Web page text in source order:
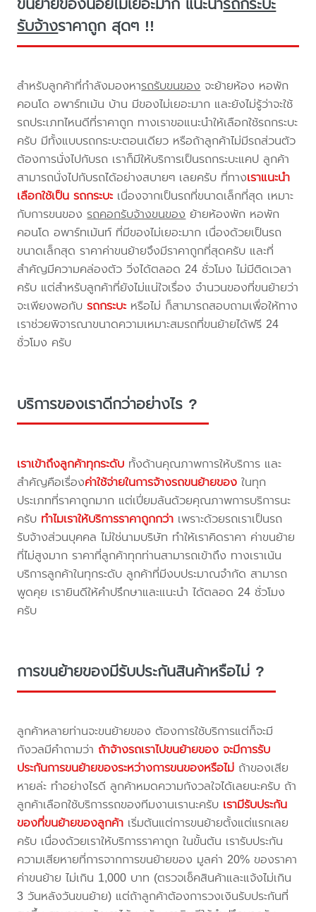
ขนย้ายของน้อยไม่เยอะมาก แนะนำรถกระบะ
รับจ้างราคาถูก สุดๆ !!
สำหรับลูกค้าที่กำลังมองหารถรับขนของจะย้ายห้อง หอพัก
คอนโด อพาร์ทเม้น บ้าน มีของไม่เยอะมาก และยังไม่รู้ว่าจะใช้
รถประเภทไหนดีที่ราคาถูก ทางเราขอแนะนำให้เลือกใช้รถกระบะ
ครับ มีทั้งแบบรถกระบะตอนเดียว หรือถ้าลูกค้าไม่มีรถส่วนตัว
ต้องการนั่งไปกับรถ เราก็มีให้บริการเป็นรถกระบะแคป ลูกค้า
สามารถนั่งไปกับรถได้อย่างสบายๆ เลยครับ ที่ทางเราแนะนำ
เลือกใช้เป็น รถกระบะ เนื่องจากเป็นรถที่ขนาดเล็กที่สุด เหมาะ
กับการขนของรถคอกรับจ้างขนของย้ายห้องพัก หอพัก
คอนโด อพาร์ทเม้นท์ ที่มีของไม่เยอะมาก เนื่องด้วยเป็นรถ
ขนาดเล็กสุด ราคาค่าขนย้ายจึงมีราคาถูกที่สุดครับ และที่
สำคัญมีความคล่องตัว วิ่งได้ตลอด 24 ชั่วโมง ไม่มีติดเวลา
ครับ แต่สำหรับลูกค้าที่ยังไม่แน่ใจเรื่อง จำนวนของที่ขนย้ายว่า
จะเพียงพอกับรถกระบะ หรือไม่ ก็สามารถสอบถามเพื่อให้ทาง
เราช่วยพิจารณาขนาดความเหมาะสมรถที่ขนย้ายได้ฟรี 24
ชั่วโมง ครับ
บริการของเราดีกว่าอย่างไร ?
เราเข้าถึงลูกค้าทุกระดับ ทั้งด้านคุณภาพการให้บริการ และ
สำคัญคือเรื่องค่าใช้จ่ายในการจ้างรถขนย้ายของ ในทุก
ประเภทที่ราคาถูกมาก แต่เปี่ยมล้นด้วยคุณภาพการบริการนะ
ครับ ทำไมเราให้บริการราคาถูกกว่า เพราะด้วยรถเราเป็นรถ
รับจ้างส่วนบุคคล ไม่ใช่นามบริษัท ทำให้เราคิดราคา ค่าขนย้าย
ที่ไม่สูงมาก ราคาที่ลูกค้าทุกท่านสามารถเข้าถึง ทางเราเน้น
บริการลูกค้าในทุกระดับ ลูกค้าที่มีงบประมาณจำกัด สามารถ
พูดคุย เรายินดีให้คำปรึกษาและแนะนำ ได้ตลอด 24 ชั่วโมง
ครับ
การขนย้ายของมีรับประกันสินค้าหรือไม่ ?
ลูกค้าหลายท่านจะขนย้ายของ ต้องการใช้บริการแต่ก็จะมี
กังวลมีคำถามว่า ถ้าจ้างรถเราไปขนย้ายของ จะมีการรับ
ประกันการขนย้ายของระหว่างการขนของหรือไม่ ถ้าของเสีย
หายล่ะ ทำอย่างไรดี ลูกค้าหมดความกังวลใจได้เลยนะครับ ถ้า
ลูกค้าเลือกใช้บริการรถของทีมงานเรานะครับ เรามีรับประกัน
ของที่ขนย้ายของลูกค้า เริ่มต้นแต่การขนย้ายตั้งแต่แรกเลย
ครับ เนื่องด้วยเราให้บริการราคาถูก ในขั้นต้น เรารับประกัน
ความเสียหายที่การจากการขนย้ายของ มูลค่า 20% ของราคา
ค่าขนย้าย ไม่เกิน 1,000 บาท (ตรวจเช็คสินค้าและแจ้งไม่เกิน
3 วันหลังวันขนย้าย) แต่ถ้าลูกค้าต้องการวงเงินรับประกันที่